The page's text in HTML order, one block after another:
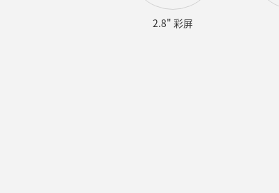
2.8" 彩屏